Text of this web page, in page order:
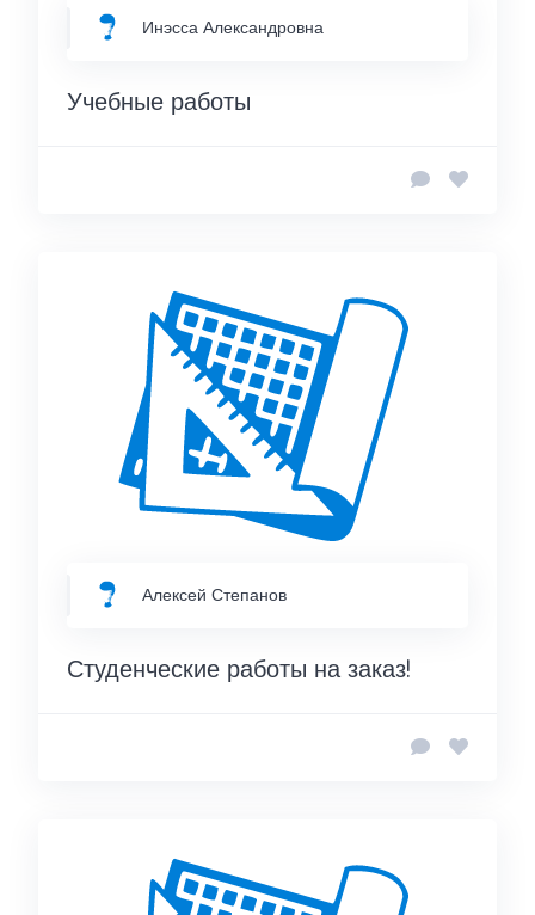
Инэсса Александровна
Учебные работы
Алексей Степанов
Студенческие работы на заказ!